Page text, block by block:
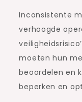
Inconsistente
verhoogde
moeten hun
beoordelen en
beperken en